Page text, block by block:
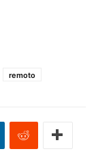
remoto